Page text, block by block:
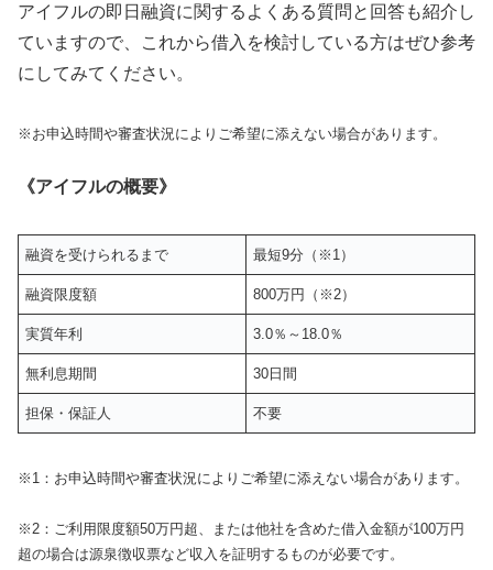
アイフルの即日融資に関するよくある質問と回答も紹介し
ていますので、これから借入を検討している方はぜひ参考
にしてみてください。
※お申込時間や審査状況によりご希望に添えない場合があります。
《アイフルの概要》
融資を受けられるまで 最短9分（※1）
融資限度額 800万円（※2）
実質年利 3.0％～18.0％
無利息期間 30日間
担保・保証人 不要
※1：お申込時間や審査状況によりご希望に添えない場合があります。
※2：ご利用限度額50万円超、または他社を含めた借入金額が100万円
超の場合は源泉徴収票など収入を証明するものが必要です。